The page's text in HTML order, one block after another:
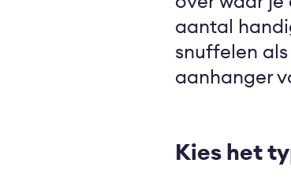
aantal
snuffelen
aanhanger
Kies het